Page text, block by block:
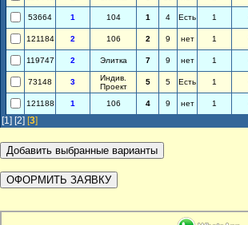
53664 1 104 1 4 Есть 1
121184 2 106 2 9 нет 1
119747 2 Элитка 7 9 нет 1
73148 3
Индив.
Проект
5 5 Есть 1
121188 1 106 4 9 нет 1
[1] [2] [3]